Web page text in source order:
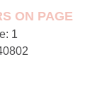
ON PAGE
1